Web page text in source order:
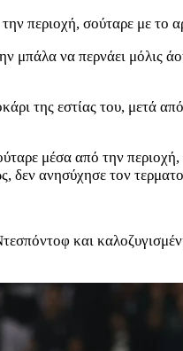
σούταρε με το
να περνάει μόλις
της εστίας του, μετά
μέσα από την
δεν ανησύχησε τον
και